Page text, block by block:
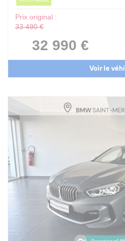
Prix original :
33 490 €
32 990 €
Voir le